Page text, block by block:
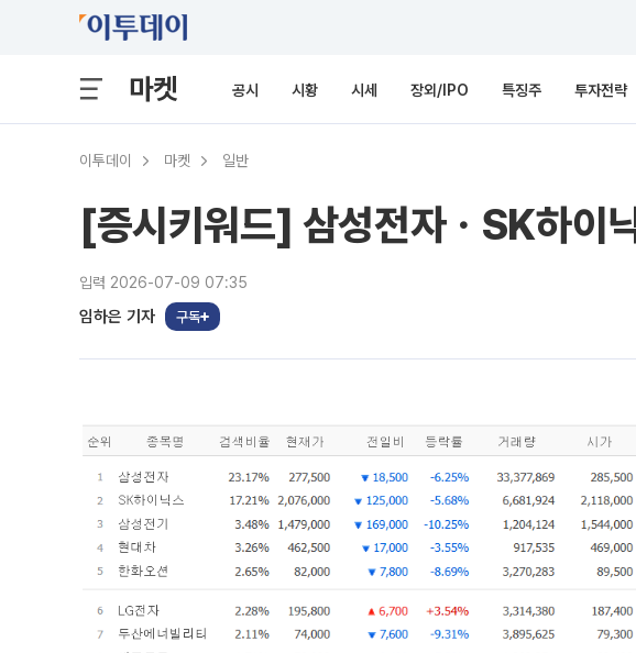
마켓 공시 시황 시세 장외/IPO 특징주 투자전략
이투데이 마켓 일반
[증시키워드] 삼성전자ㆍSK하이
입력 2026-07-09 07:35
임하은 기자 구독